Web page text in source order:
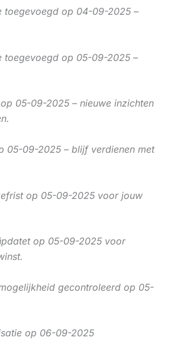
toegevoegd op 04-09-2025 –
toegevoegd op 05-09-2025 –
05-09-2025 – nieuwe inzichten
05-09-2025 – blijf verdienen met
op 05-09-2025 voor jouw
op 05-09-2025 voor
gecontroleerd op 05-
op 06-09-2025